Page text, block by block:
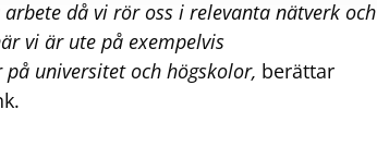
då vi rör oss i relevanta nätverk och
vi är ute på exempelvis
universitet och högskolor, berättar